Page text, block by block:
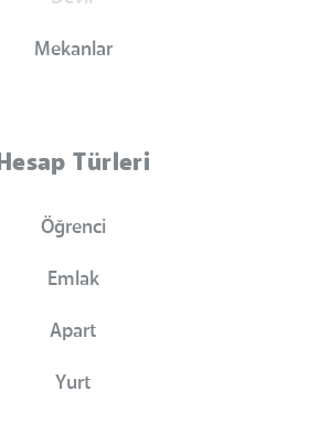
Mekanlar
Hesap Türleri
Öğrenci
Emlak
Apart
Yurt